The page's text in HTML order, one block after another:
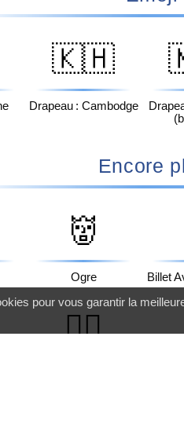
🇰🇭
Drapeau : Cambodge
Encore
👹
Ogre Billet
💂‍♀️
pour vous garantir la